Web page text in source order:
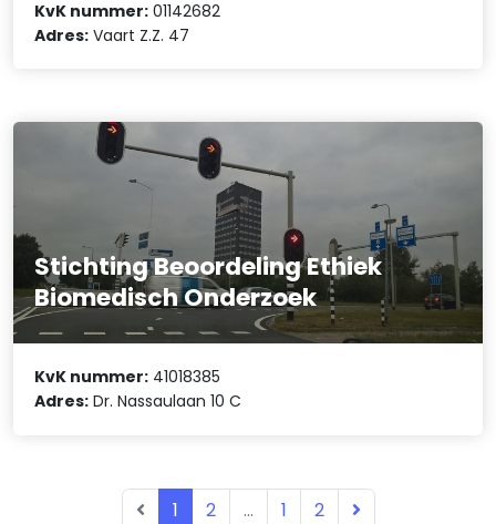
KvK nummer: 01142682
Adres: Vaart Z.Z. 47
Stichting Beoordeling Ethiek
Biomedisch Onderzoek
KvK nummer: 41018385
Adres: Dr. Nassaulaan 10 C
1 2 ... 1 2